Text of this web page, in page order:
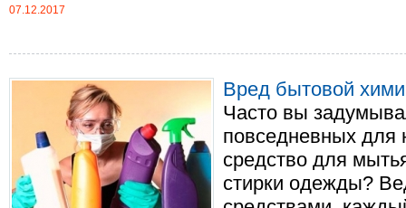
07.12.2017
Вред бытовой
Часто вы
повседневных для
средство для
стирки одежды?